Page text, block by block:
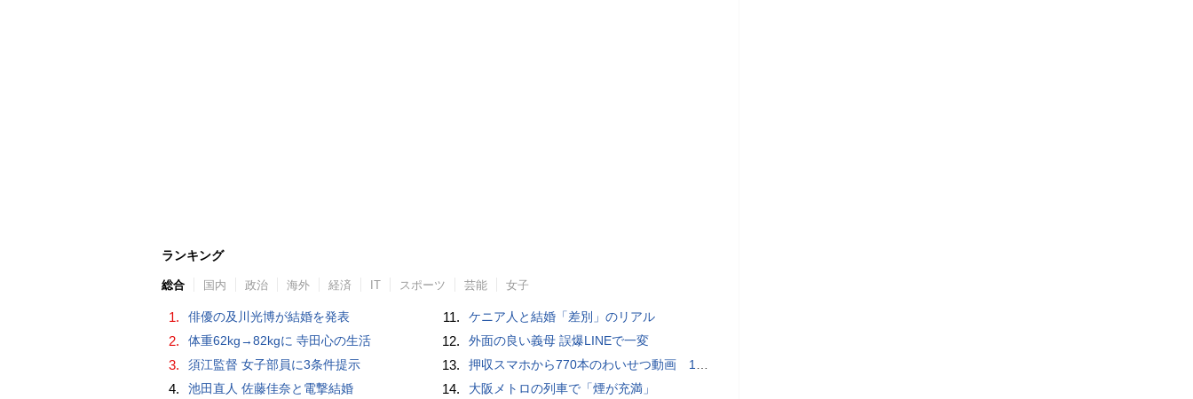
ランキング
総合 国内 政治 海外 経済 IT スポーツ 芸能 女子
1. 俳優の及川光博が結婚を発表
2. 体重62kg→82kgに 寺田心の生活
3. 須江監督 女子部員に3条件提示
4. 池田直人 佐藤佳奈と電撃結婚
11. ケニア人と結婚「差別」のリアル
12. 外面の良い義母 誤爆LINEで一変
13. 押収スマホから770本のわいせつ動画 15歳少女に酒と薬飲ませ性的暴行か 54歳男を再逮捕 「薬もありますよ」とSNSで誘い出し
14. 大阪メトロの列車で「煙が充満」